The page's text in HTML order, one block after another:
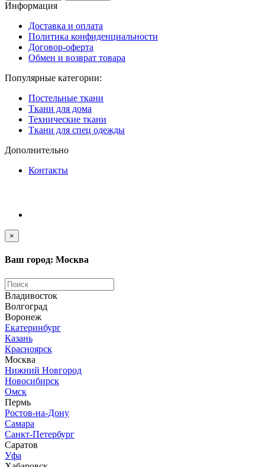
Информация
Доставка и оплата
Политика конфиденциальности
Договор-оферта
Обмен и возврат товара
Популярные категории:
Постельные ткани
Ткани для дома
Технические ткани
Ткани для спец одежды
Дополнительно
Контакты
×
Ваш город: Москва
Владивосток
Волгоград
Воронеж
Екатеринбург
Казань
Красноярск
Москва
Нижний Новгород
Новосибирск
Омск
Пермь
Ростов-на-Дону
Самара
Санкт-Петербург
Саратов
Уфа